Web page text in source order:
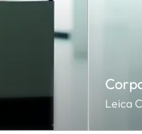
Leica